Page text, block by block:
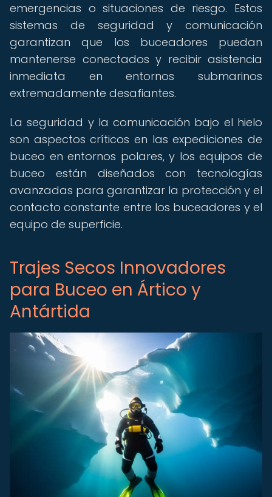
emergencias o situaciones de riesgo. Estos
sistemas de seguridad y comunicación
garantizan que los buceadores puedan
mantenerse conectados y recibir asistencia
inmediata en entornos submarinos
extremadamente desafiantes.
La seguridad y la comunicación bajo el hielo
son aspectos críticos en las expediciones de
buceo en entornos polares, y los equipos de
buceo están diseñados con tecnologías
avanzadas para garantizar la protección y el
contacto constante entre los buceadores y el
equipo de superficie.
Trajes Secos Innovadores
para Buceo en Ártico y
Antártida